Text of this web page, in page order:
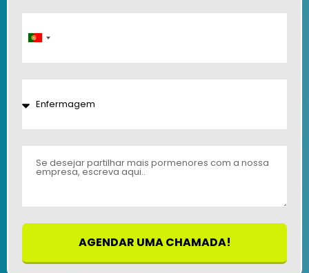
Portugal
+351
AGENDAR UMA CHAMADA!